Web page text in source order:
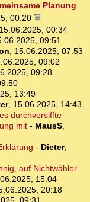
Planung
00:20
15.06.2025, 00:34
09:51
, 15.06.2025, 07:53
09:02
09:28
13:49
, 15.06.2025, 14:43
durchversiffte
mit - MausS,
- Dieter,
auf Nichtwähler
15:04
20:18